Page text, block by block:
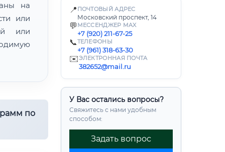
📍 ПОЧТОВЫЙ АДРЕС
Московский проспект, 14
💬 МЕССЕНДЖЕР MAX
+7 (920) 211-67-25
📞ТЕЛЕФОНЫ
+7 (961) 318-63-30
✉️ЭЛЕКТРОННАЯ ПОЧТА
382652@mail.ru
У Вас остались вопросы?
Свяжитесь с нами удобным
способом:
Задать вопрос
на
или
или
по